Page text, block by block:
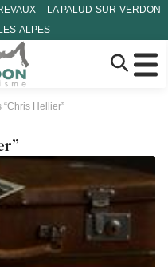
LA PALUD-SUR-VERDON
ALPES
“Chris Hellier”